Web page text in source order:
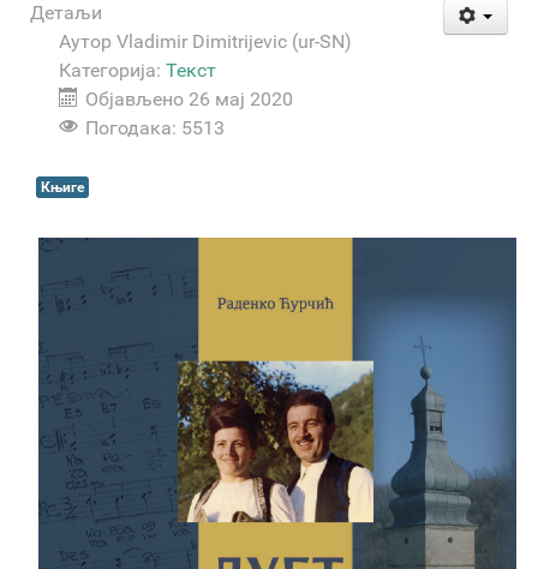
Детаљи
Аутор Vladimir Dimitrijevic (ur-SN)
Категорија: Текст
Објављено 26 мај 2020
Погодака: 5513
Књиге